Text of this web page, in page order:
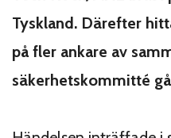
Tyskland. Därefter
på fler ankare av
säkerhetskommitté